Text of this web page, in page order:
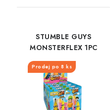
STUMBLE GUYS
MONSTERFLEX 1PC
Prodej po 8 ks